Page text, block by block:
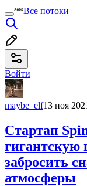
Все потоки
Войти
maybe_elf13 ноя
Стартап
гигантскую
забросить
атмосферы